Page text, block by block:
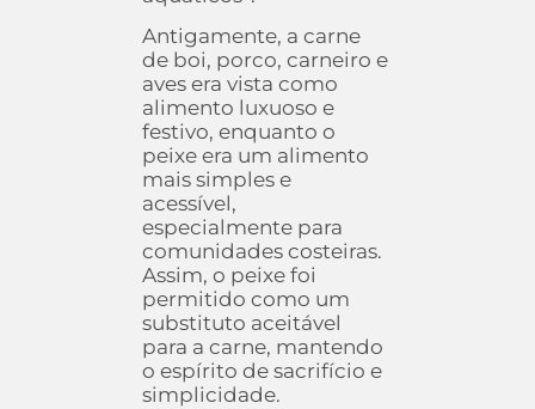
Antigamente, a carne
de boi, porco, carneiro e
aves era vista como
alimento luxuoso e
festivo, enquanto o
peixe era um alimento
mais simples e
acessível,
especialmente para
comunidades costeiras.
Assim, o peixe foi
permitido como um
substituto aceitável
para a carne, mantendo
o espírito de sacrifício e
simplicidade.